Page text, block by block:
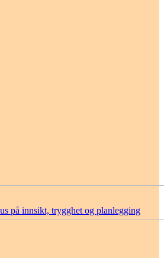
på innsikt, trygghet og planlegging